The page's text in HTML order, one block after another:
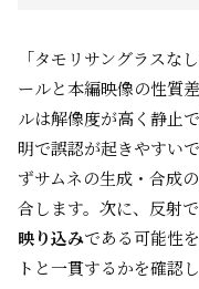
「タモリサングラスな
ールと本編映像の性質
ルは解像度が高く静止
明で誤認が起きやすい
ずサムネの生成・合成
合します。次に、反射
映り込みである可能性
トと一貫するかを確認